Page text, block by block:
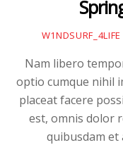
W1NDSURF_4LIFE
Nam libero
optio cumque nihil
placeat facere
est, omnis dolor
quibusdam